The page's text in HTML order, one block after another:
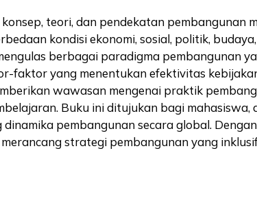
teori, dan pendekatan
kondisi ekonomi, sosial, politik,
berbagai paradigma pembangunan
faktor yang menentukan efektivitas
wawasan mengenai praktik
Buku ini ditujukan bagi mahasiswa,
pembangunan secara global.
strategi pembangunan yang